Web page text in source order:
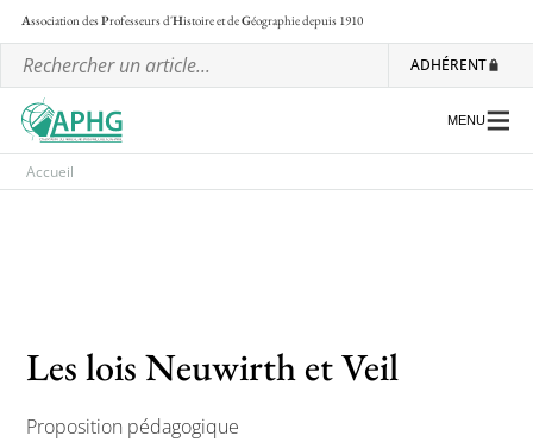
Association desProfesseurs d'Histoire et deGéographiedepuis 1910
ADHÉRENT
Communiqués et motions
Lettre d’information de l’APHG
MENU
Accueil
Les lois Neuwirth et Veil
Proposition pédagogique